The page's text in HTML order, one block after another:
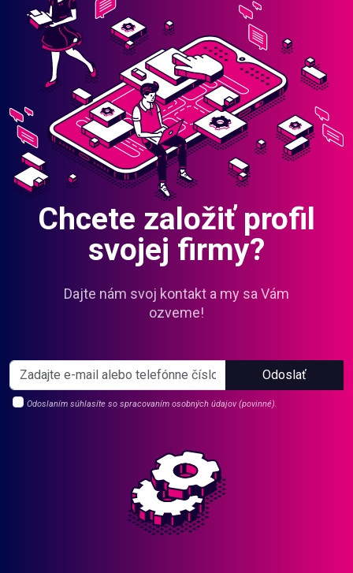
Chcete založiť profil
svojej firmy?
Dajte nám svoj kontakt a my sa Vám
ozveme!
Odoslať
Odoslaním súhlasíte so spracovaním osobných údajov (povinné).